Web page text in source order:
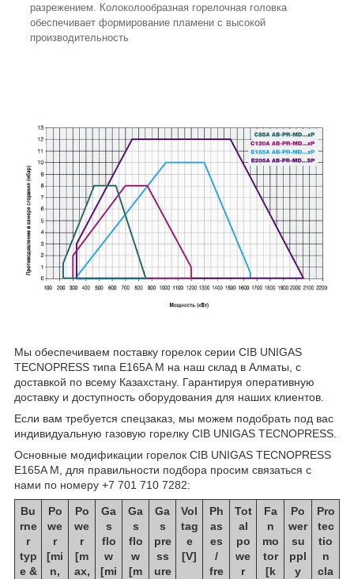
разрежением. Колоколообразная горелочная головка
обеспечивает формирование пламени с высокой
производительность
Мы обеспечиваем поставку горелок серии CIB UNIGAS
TECNOPRESS типа E165A M на наш склад в Алматы, с
доставкой по всему Казахстану. Гарантируя оперативную
доставку и доступность оборудования для наших клиентов.
Если вам требуется спецзаказ, мы можем подобрать под вас
индивидуальную газовую горелку CIB UNIGAS TECNOPRESS.
Основные модификации горелок CIB UNIGAS TECNOPRESS
E165A M, для правильности подбора просим связаться с
нами по номеру +7 701 710 7282:
Bu
rne
r
typ
e &
Po
we
r
[mi
n,
Po
we
r
[m
ax,
Ga
s
flo
w
[mi
Ga
s
flo
w
[m
Ga
s
pre
ss
ure
Vol
tag
e
[V]
Ph
as
es
/
fre
Tot
al
po
we
r
Fa
n
mo
tor
[k
Po
wer
su
ppl
y
Pro
tec
tio
n
cla